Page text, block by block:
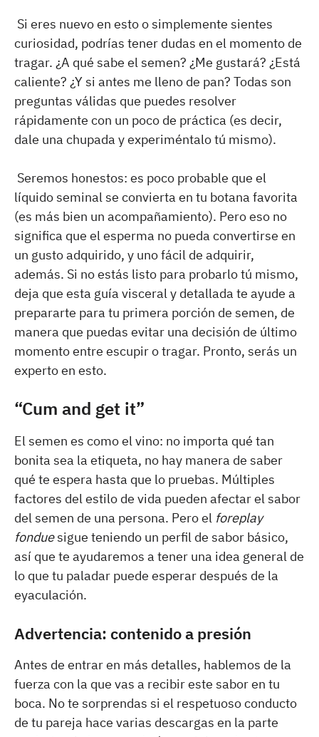
Si eres nuevo en esto o simplemente sientes
curiosidad, podrías tener dudas en el momento de
tragar. ¿A qué sabe el semen? ¿Me gustará? ¿Está
caliente? ¿Y si antes me lleno de pan? Todas son
preguntas válidas que puedes resolver
rápidamente con un poco de práctica (es decir,
dale una chupada y experiméntalo tú mismo).
Seremos honestos: es poco probable que el
líquido seminal se convierta en tu botana favorita
(es más bien un acompañamiento). Pero eso no
significa que el esperma no pueda convertirse en
un gusto adquirido, y uno fácil de adquirir,
además. Si no estás listo para probarlo tú mismo,
deja que esta guía visceral y detallada te ayude a
prepararte para tu primera porción de semen, de
manera que puedas evitar una decisión de último
momento entre escupir o tragar. Pronto, serás un
experto en esto.
“Cum and get it”
El semen es como el vino: no importa qué tan
bonita sea la etiqueta, no hay manera de saber
qué te espera hasta que lo pruebas. Múltiples
factores del estilo de vida pueden afectar el sabor
del semen de una persona. Pero el foreplay
fonduesigue teniendo un perfil de sabor básico,
así que te ayudaremos a tener una idea general de
lo que tu paladar puede esperar después de la
eyaculación.
Advertencia: contenido a presión
Antes de entrar en más detalles, hablemos de la
fuerza con la que vas a recibir este sabor en tu
boca. No te sorprendas si el respetuoso conducto
de tu pareja hace varias descargas en la parte